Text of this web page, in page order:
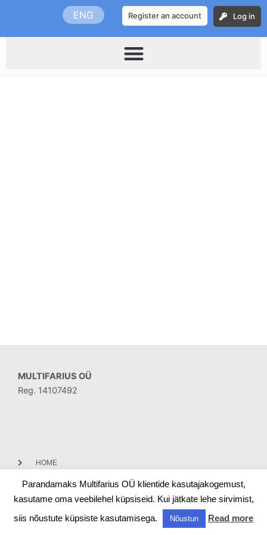
content
ENG Register an account Log in
MULTIFARIUS OÜ
Reg. 14107492
HOME
CONTACT
Parandamaks Multifarius OÜ klientide kasutajakogemust,
kasutame oma veebilehel küpsiseid. Kui jätkate lehe sirvimist,
siis nõustute küpsiste kasutamisega.
Nõustun Read more